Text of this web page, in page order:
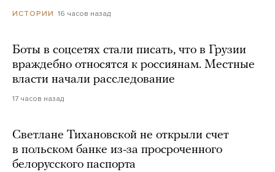
ИСТОРИИ 16 часов назад
Боты в соцсетях стали писать, что в Грузии
враждебно относятся к россиянам. Местные
власти начали расследование
17 часов назад
Светлане Тихановской не открыли счет
в польском банке из-за просроченного
белорусского паспорта